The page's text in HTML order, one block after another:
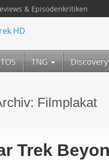
& Episodenkritiken
TOS TNG
Filmplakat
Trek